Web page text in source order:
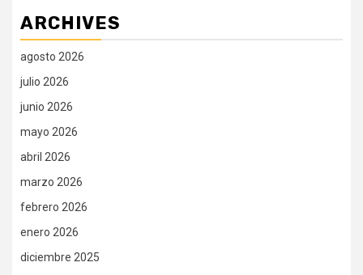
ARCHIVES
agosto 2026
julio 2026
junio 2026
mayo 2026
abril 2026
marzo 2026
febrero 2026
enero 2026
diciembre 2025